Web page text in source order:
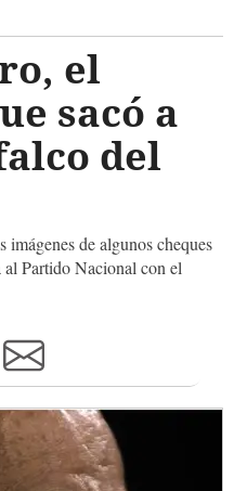
el
sacó a
del
de algunos cheques
Partido Nacional con el